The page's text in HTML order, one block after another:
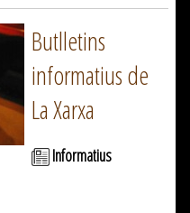
Butlletins
informatius de
La Xarxa
Informatius